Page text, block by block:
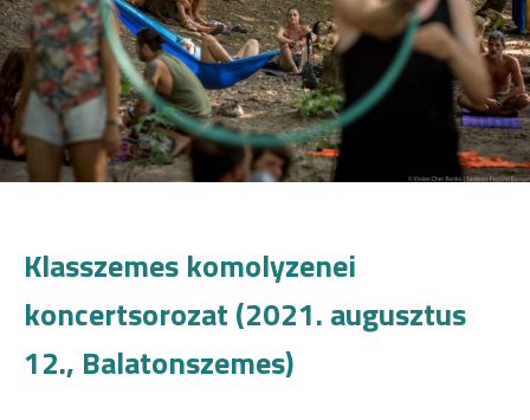
Klasszemes komolyzenei
koncertsorozat (2021. augusztus
12., Balatonszemes)